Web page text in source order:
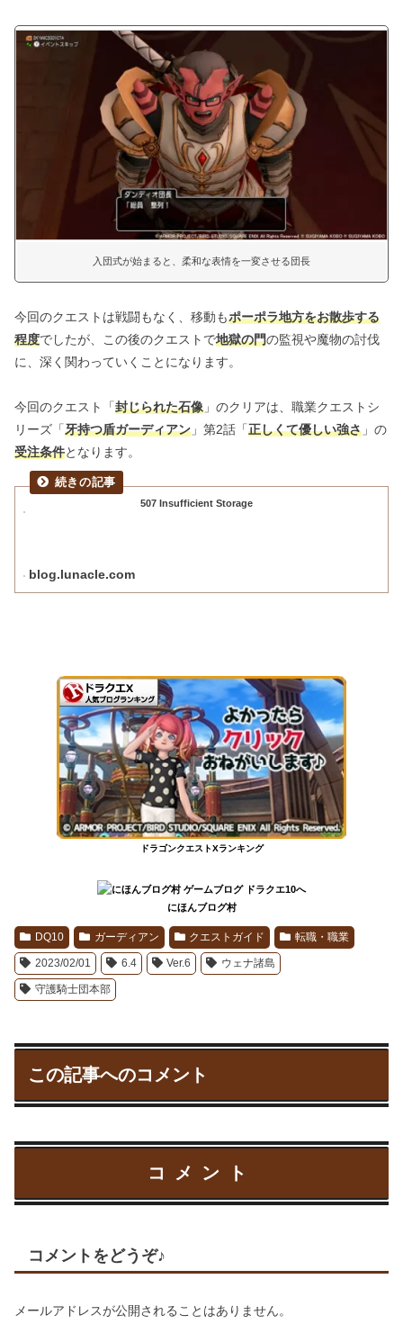
入団式が始まると、柔和な表情を一変させる団長
今回のクエストは戦闘もなく、移動もポーポラ地方をお散歩する
程度でしたが、この後のクエストで地獄の門の監視や魔物の討伐
に、深く関わっていくことになります。
今回のクエスト「封じられた石像 」のクリアは、職業クエストシ
リーズ「牙持つ盾ガーディアン 」第2話「正しくて優しい強さ 」の
受注条件となります。
507 Insufficient Storage
blog.lunacle.com
ドラゴンクエストXランキング
にほんブログ村
DQ10 ガーディアン クエストガイド 転職・職業
2023/02/01 6.4 Ver.6 ウェナ諸島
守護騎士団本部
この記事へのコメント
コメント
コメントをどうぞ♪
メールアドレスが公開されることはありません。